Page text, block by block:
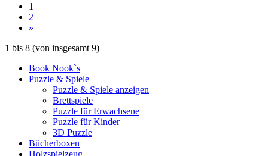
1
2
»
1 bis 8 (von insgesamt 9)
Book Nook`s
Puzzle & Spiele
Puzzle & Spiele anzeigen
Brettspiele
Puzzle für Erwachsene
Puzzle für Kinder
3D Puzzle
Bücherboxen
Holzspielzeug